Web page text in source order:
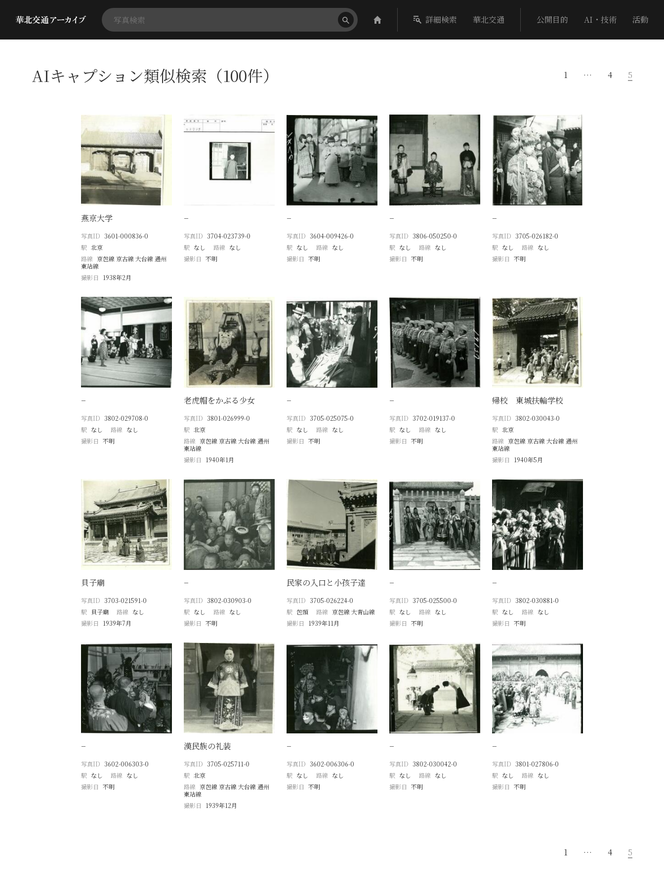
詳細検索 華北交通 公開目的 AI・技術 活動
AIキャプション類似検索（100件） 1 … 4 5
燕京大学
写真ID 3601-000836-0
駅 北京
路線 京包線 京古線 大台線 通州
東站線
撮影日
1938年2月
−
写真ID 3704-023739-0
駅 なし 路線 なし
撮影日 不明
−
写真ID 3604-009426-0
駅 なし 路線 なし
撮影日 不明
−
写真ID 3806-050250-0
駅 なし 路線 なし
撮影日 不明
−
写真ID 3705-026182-0
駅 なし 路線 なし
撮影日 不明
−
写真ID 3802-029708-0
駅 なし 路線 なし
撮影日 不明
老虎帽をかぶる少女
写真ID 3801-026999-0
駅 北京
路線 京包線 京古線 大台線 通州
東站線
撮影日
1940年1月
−
写真ID 3705-025075-0
駅 なし 路線 なし
撮影日 不明
−
写真ID 3702-019137-0
駅 なし 路線 なし
撮影日 不明
帰校 東城扶輪学校
写真ID 3802-030043-0
駅 北京
路線 京包線 京古線 大台線 通州
東站線
撮影日
1940年5月
貝子廟
写真ID 3703-021591-0
駅 貝子廟 路線 なし
撮影日
1939年7月
−
写真ID 3802-030903-0
駅 なし 路線 なし
撮影日 不明
民家の入口と小孩子達
写真ID 3705-026224-0
駅 包頭 路線 京包線 大青山線
撮影日
1939年11月
−
写真ID 3705-025500-0
駅 なし 路線 なし
撮影日 不明
−
写真ID 3802-030881-0
駅 なし 路線 なし
撮影日 不明
−
写真ID 3602-006303-0
駅 なし 路線 なし
撮影日 不明
漢民族の礼装
写真ID 3705-025711-0
駅 北京
路線 京包線 京古線 大台線 通州
東站線
撮影日
1939年12月
−
写真ID 3602-006306-0
駅 なし 路線 なし
撮影日 不明
−
写真ID 3802-030042-0
駅 なし 路線 なし
撮影日 不明
−
写真ID 3801-027806-0
駅 なし 路線 なし
撮影日 不明
1 … 4 5